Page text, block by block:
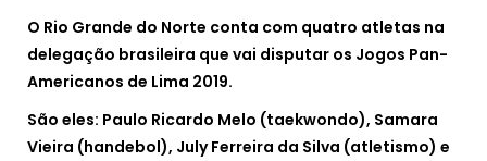
O Rio Grande do Norte conta com quatro atletas na
delegação brasileira que vai disputar os Jogos Pan-
Americanos de Lima 2019.
São eles: Paulo Ricardo Melo (taekwondo), Samara
Vieira (handebol), July Ferreira da Silva (atletismo) e